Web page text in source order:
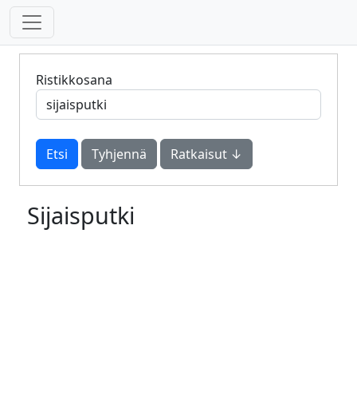
Ristikkosana
Tyhjennä Ratkaisut ↓
Sijaisputki